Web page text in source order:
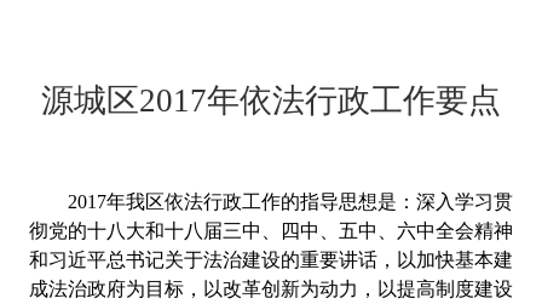
源城区2017年依法行政工作要点
2017年我区依法行政工作的指导思想是：深入学习贯
彻党的十八大和十八届三中、四中、五中、六中全会精神
和习近平总书记关于法治建设的重要讲话，以加快基本建
成法治政府为目标，以改革创新为动力，以提高制度建设